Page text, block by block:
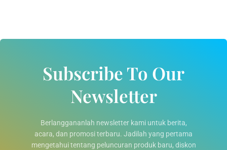
Subscribe To Our
Newsletter
Berlanggananlah newsletter kami untuk berita,
acara, dan promosi terbaru. Jadilah yang pertama
mengetahui tentang peluncuran produk baru, diskon